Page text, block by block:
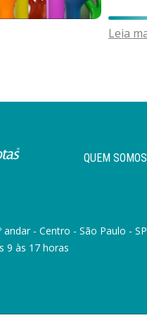
Leia
QUEM SOMOS
andar - Centro - São Paulo - SP
9 às 17 horas